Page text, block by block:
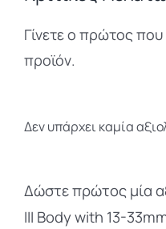
Γίνετε ο πρώτος
προϊόν.
Δεν υπάρχει καμία
Δώστε πρώτος μία
III Body with 13-